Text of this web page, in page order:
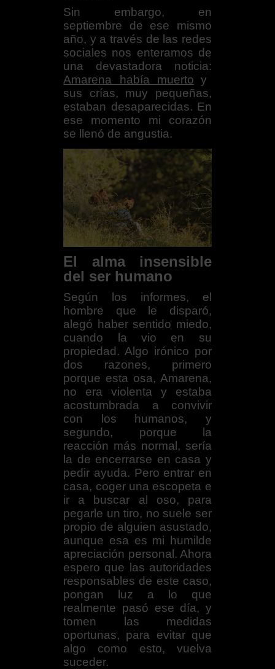
Sin embargo, en
septiembre de ese mismo
año, y a través de las redes
sociales nos enteramos de
una devastadora noticia:
Amarena había muerto y
sus crías, muy pequeñas,
estaban desaparecidas. En
ese momento mi corazón
se llenó de angustia.
El alma insensible
del ser humano
Según los informes, el
hombre que le disparó,
alegó haber sentido miedo,
cuando la vio en su
propiedad. Algo irónico por
dos razones, primero
porque esta osa, Amarena,
no era violenta y estaba
acostumbrada a convivir
con los humanos, y
segundo, porque la
reacción más normal, sería
la de encerrarse en casa y
pedir ayuda. Pero entrar en
casa, coger una escopeta e
ir a buscar al oso, para
pegarle un tiro, no suele ser
propio de alguien asustado,
aunque esa es mi humilde
apreciación personal. Ahora
espero que las autoridades
responsables de este caso,
pongan luz a lo que
realmente pasó ese día, y
tomen las medidas
oportunas, para evitar que
algo como esto, vuelva
suceder.